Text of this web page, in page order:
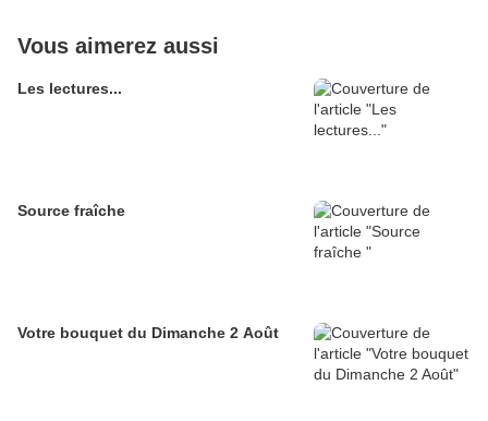
Vous aimerez aussi
Les lectures...
Source fraîche
Votre bouquet du Dimanche 2 Août